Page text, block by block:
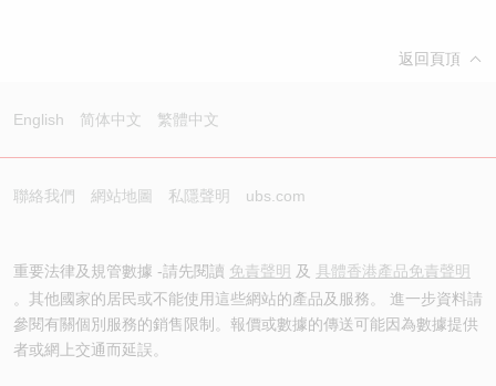
返回頁頂
English 简体中文 繁體中文
聯絡我們 網站地圖 私隱聲明 ubs.com
重要法律及規管數據 -請先閱讀 免責聲明 及 具體香港產品免責聲明
。其他國家的居民或不能使用這些網站的產品及服務。 進一步資料請
參閱有關個別服務的銷售限制。報價或數據的傳送可能因為數據提供
者或網上交通而延誤。